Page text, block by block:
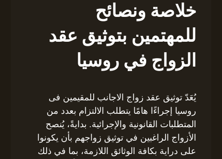
خلاصة ونصائح
للمهتمين بتوثيق عقد
الزواج في روسيا
يُعَدّ توثيق عقد زواج الاجانب للمقيمين فى
روسيا إجراءًا هامًا يتطلب الالتزام بعدد من
المتطلبات القانونية والإجرائية. بدايةً، يُنصح
الأزواج الراغبين في توثيق زواجهم بأن يكونوا
على دراية بكافة الوثائق اللازمة، بما في ذلك